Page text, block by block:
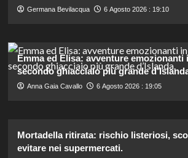
Germana Bevilacqua 6 Agosto 2026 : 19:10
Emma ed Elisa: avventure
secondo ghiacciaio più grande
Anna Gaia Cavallo 6 Agosto 2026 : 19:05
Mortadella ritirata: rischio listeriosi,
evitare nei supermercati.